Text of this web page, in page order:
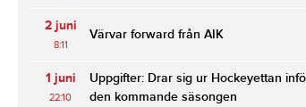
2 juni
8:11
Värvar forward från AIK
1 juni
22:10
Uppgifter: Drar sig ur Hockeyettan
den kommande säsongen